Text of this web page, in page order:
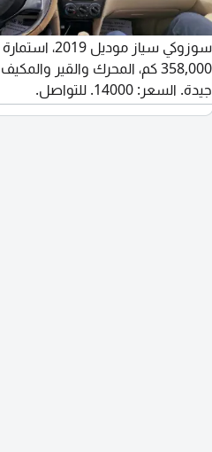
358,000 كم، المحرك والقير
جيدة. السعر: 14000. للتواصل.